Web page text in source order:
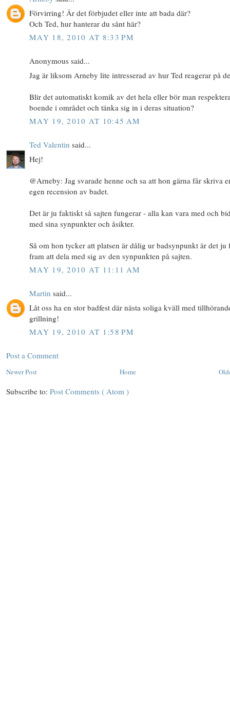
Förvirring! Är det förbjudet eller inte att bada där?
Och Ted, hur hanterar du sånt här?
MAY 18, 2010 AT 8:33 PM
Anonymous said...
Jag är liksom Arneby lite intresserad av hur Ted reagerar på
Blir det automatiskt komik av det hela eller bör man
boende i området och tänka sig in i deras situation?
MAY 19, 2010 AT 10:45 AM
Ted Valentin said...
Hej!
@Arneby: Jag svarade henne och sa att hon gärna får skriva
egen recension av badet.
Det är ju faktiskt så sajten fungerar - alla kan vara med och
med sina synpunkter och åsikter.
Så om hon tycker att platsen är dålig ur badsynpunkt är det ju
fram att dela med sig av den synpunkten på sajten.
MAY 19, 2010 AT 11:11 AM
Martin said...
Låt oss ha en stor badfest där nästa soliga kväll med
grillning!
MAY 19, 2010 AT 1:58 PM
Post a Comment
Newer Post Home
Subscribe to: Post Comments ( Atom )